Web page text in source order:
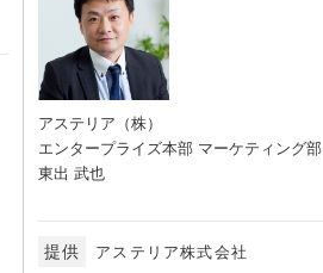
アステリア（株）
エンタープライズ本部 マーケティング
東出 武也
提供 アステリア株式会社